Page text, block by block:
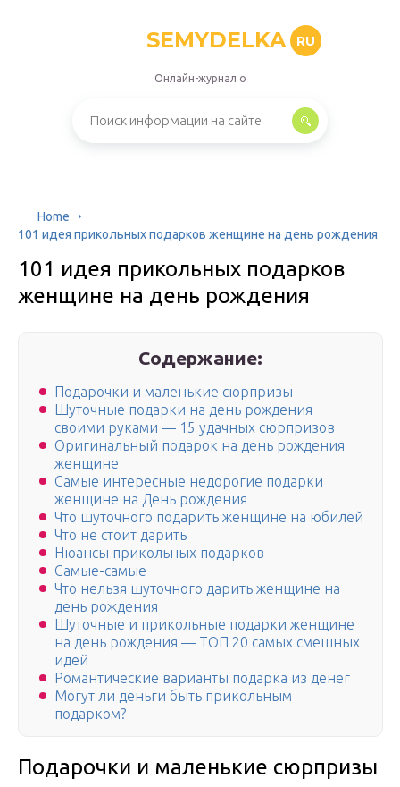
SEMYDELKA RU
Онлайн-журнал о
Home
101 идея прикольных подарков женщине на день рождения
101 идея прикольных подарков
женщине на день рождения
Содержание:
Подарочки и маленькие сюрпризы
Шуточные подарки на день рождения
своими руками — 15 удачных сюрпризов
Оригинальный подарок на день рождения
женщине
Самые интересные недорогие подарки
женщине на День рождения
Что шуточного подарить женщине на юбилей
Что не стоит дарить
Нюансы прикольных подарков
Самые-самые
Что нельзя шуточного дарить женщине на
день рождения
Шуточные и прикольные подарки женщине
на день рождения — ТОП 20 самых смешных
идей
Романтические варианты подарка из денег
Могут ли деньги быть прикольным
подарком?
Подарочки и маленькие сюрпризы